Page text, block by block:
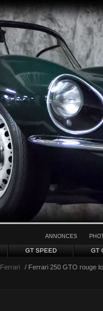
ANNONCES
GT SPEED GT
Ferrari / Ferrari 250 GTO rouge